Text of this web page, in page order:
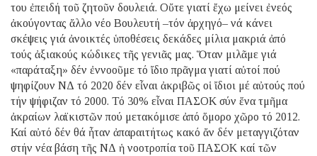
του ἐπειδή τοῦ ζητοῦν δουλειά. Οὔτε γιατί ἔχω μείνει ἐνεός
ἀκούγοντας ἄλλο νέο Βουλευτή –τόν ἀρχηγό– νά κάνει
σκέψεις γιά ἀνοικτές ὑποθέσεις δεκάδες μίλια μακριά ἀπό
τούς ἀξιακούς κώδικες τῆς γενιᾶς μας. Ὅταν μιλᾶμε γιά
«παράταξη» δέν ἐννοοῦμε τό ἴδιο πρᾶγμα γιατί αὐτοί πού
ψηφίζουν ΝΔ τό 2020 δέν εἶναι ἀκριβῶς οἱ ἴδιοι μέ αὐτούς πού
τήν ψήφιζαν τό 2000. Τό 30% εἶναι ΠΑΣΟΚ σύν ἕνα τμῆμα
ἀκραίων λαϊκιστῶν πού μετακόμισε ἀπό ὅμορο χῶρο τό 2012.
Καί αὐτό δέν θά ἦταν ἀπαραιτήτως κακό ἄν δέν μεταγγιζόταν
στήν νέα βάση τῆς ΝΔ ἡ νοοτροπία τοῦ ΠΑΣΟΚ καί τῶν